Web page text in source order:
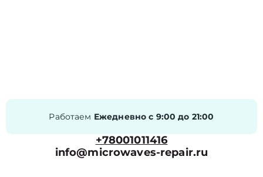
Работаем Ежедневно с 9:00 до 21:00
+78001011416
info@microwaves-repair.ru